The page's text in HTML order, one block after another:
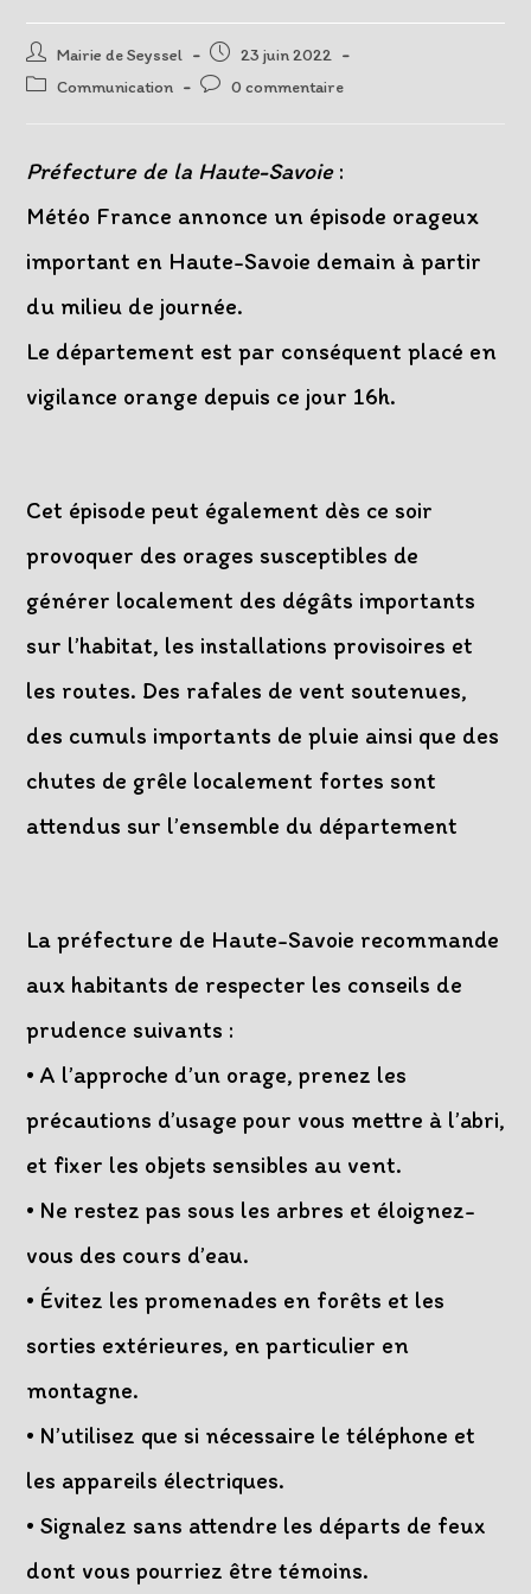
Auteur/autrice
de
Mairie de Seyssel
Post
published:
23 juin 2022
PostCommunication
Post0 commentaire
Préfecture de la Haute-Savoie:
Météo France annonce un épisode orageux
important en Haute-Savoie demain à partir
du milieu de journée.
Le département est par conséquent placé en
vigilance orange depuis ce jour 16h.
Cet épisode peut également dès ce soir
provoquer des orages susceptibles de
générer localement des dégâts importants
sur l’habitat, les installations provisoires et
les routes. Des rafales de vent soutenues,
des cumuls importants de pluie ainsi que des
chutes de grêle localement fortes sont
attendus sur l’ensemble du département
La préfecture de Haute-Savoie recommande
aux habitants de respecter les conseils de
prudence suivants :
• A l’approche d’un orage, prenez les
précautions d’usage pour vous mettre à l’abri,
et fixer les objets sensibles au vent.
• Ne restez pas sous les arbres et éloignez-
vous des cours d’eau.
• Évitez les promenades en forêts et les
sorties extérieures, en particulier en
montagne.
• N’utilisez que si nécessaire le téléphone et
les appareils électriques.
• Signalez sans attendre les départs de feux
dont vous pourriez être témoins.